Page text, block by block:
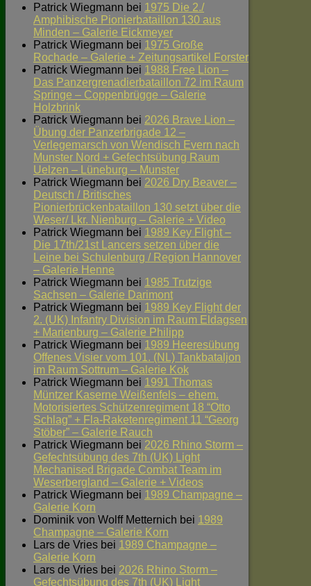
Patrick Wiegmann bei 1975 Die 2./
Amphibische Pionierbataillon 130 aus
Minden – Galerie Eickmeyer
Patrick Wiegmann bei 1975 Große
Rochade – Galerie + Zeitungsartikel Forster
Patrick Wiegmann bei 1988 Free Lion –
Das Panzergrenadierbataillon 72 im Raum
Springe – Coppenbrügge – Galerie
Holzbrink
Patrick Wiegmann bei 2026 Brave Lion –
Übung der Panzerbrigade 12 –
Verlegemarsch von Wendisch Evern nach
Munster Nord + Gefechtsübung Raum
Uelzen – Lüneburg – Munster
Patrick Wiegmann bei 2026 Dry Beaver –
Deutsch / Britisches
Pionierbrückenbataillon 130 setzt über die
Weser/ Lkr. Nienburg – Galerie + Video
Patrick Wiegmann bei 1989 Key Flight –
Die 17th/21st Lancers setzen über die
Leine bei Schulenburg / Region Hannover
– Galerie Henne
Patrick Wiegmann bei 1985 Trutzige
Sachsen – Galerie Darimont
Patrick Wiegmann bei 1989 Key Flight der
2. (UK) Infantry Division im Raum Eldagsen
+ Marienburg – Galerie Philipp
Patrick Wiegmann bei 1989 Heeresübung
Offenes Visier vom 101. (NL) Tankbataljon
im Raum Sottrum – Galerie Kok
Patrick Wiegmann bei 1991 Thomas
Müntzer Kaserne Weißenfels – ehem.
Motorisiertes Schützenregiment 18 “Otto
Schlag” + Fla-Raketenregiment 11 “Georg
Stöber” – Galerie Rauch
Patrick Wiegmann bei 2026 Rhino Storm –
Gefechtsübung des 7th (UK) Light
Mechanised Brigade Combat Team im
Weserbergland – Galerie + Videos
Patrick Wiegmann bei 1989 Champagne –
Galerie Korn
Dominik von Wolff Metternich bei 1989
Champagne – Galerie Korn
Lars de Vries bei 1989 Champagne –
Galerie Korn
Lars de Vries bei 2026 Rhino Storm –
Gefechtsübung des 7th (UK) Light